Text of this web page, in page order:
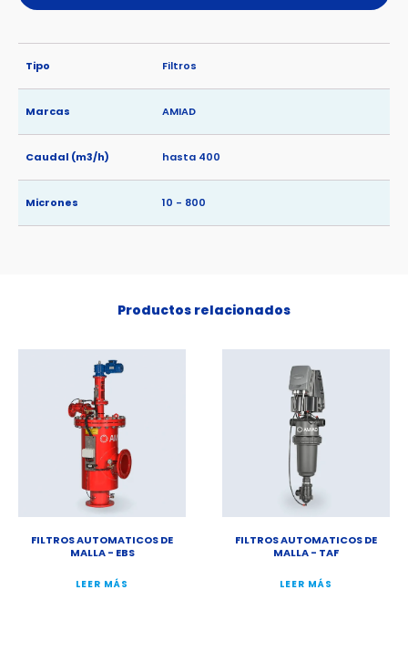
Tipo Filtros
Marcas AMIAD
Caudal (m3/h) hasta 400
Micrones 10 - 800
Productos relacionados
FILTROS AUTOMATICOS DE
MALLA - EBS
LEER MÁS
FILTROS AUTOMATICOS DE
MALLA - TAF
LEER MÁS